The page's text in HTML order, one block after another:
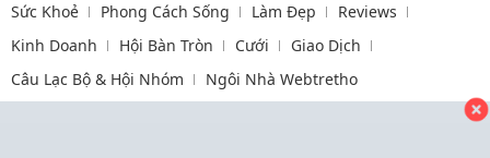
Sức Khoẻ
Phong Cách Sống Làm Đẹp
Reviews
Kinh Doanh
Hội Bàn Tròn Cưới
Giao Dịch
Câu Lạc Bộ & Hội Nhóm
Ngôi Nhà Webtretho